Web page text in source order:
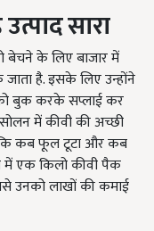
सारा
बेचने के लिए बाजार में
है. इसके लिए उन्होंने
बुक करके सप्लाई कर
में कीवी की अच्छी
कि कब फूल टूटा और कब
में एक किलो कीवी पैक
उनको लाखों की कमाई